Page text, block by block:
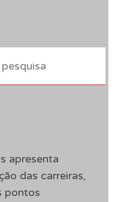
apresenta
das carreiras,
pontos